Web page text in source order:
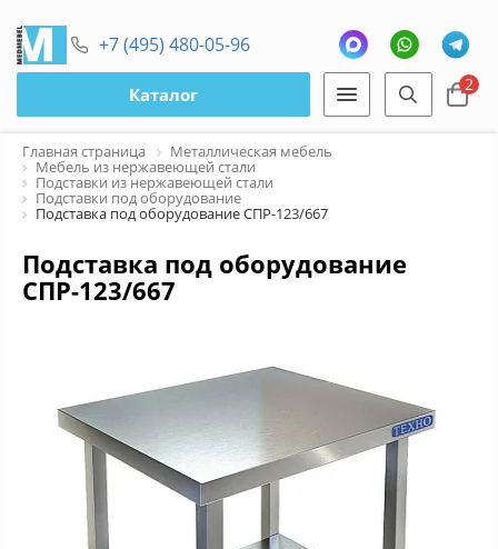
+7 (495) 480-05-96
Каталог 2
Главная страница Металлическая мебель
Мебель из нержавеющей стали
Подставки из нержавеющей стали
Подставки под оборудование
Подставка под оборудование СПР-123/667
Подставка под оборудование
СПР-123/667